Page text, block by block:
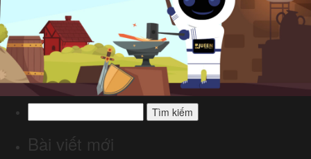
kiếm
cho:
Bài viết mới